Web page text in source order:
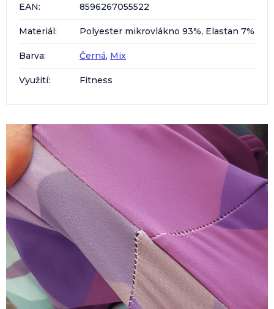
EAN: 8596267055522
Materiál: Polyester mikrovlákno 93%, Elastan 7%
Barva: Černá, Mix
Využití: Fitness